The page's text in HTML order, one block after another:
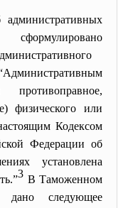
противоправное,
физического или
Кодексом
Федерации об
установлена
3 В Таможенном
дано следующее